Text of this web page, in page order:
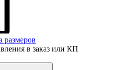
размеров
в заказ или КП